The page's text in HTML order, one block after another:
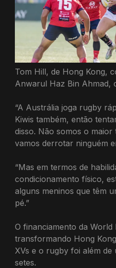
Tom Hill, de Hong Kong,
Anwarul Haz Bin Ahmad,
“A Austrália joga rugby
Kiwis também, então
disso. Não somos o
vamos derrotar ninguém
“Mas em termos de
condicionamento físico,
alguns meninos que têm
pé.”
O financiamento da World
transformando Hong
XVs e o rugby foi além de
setes.